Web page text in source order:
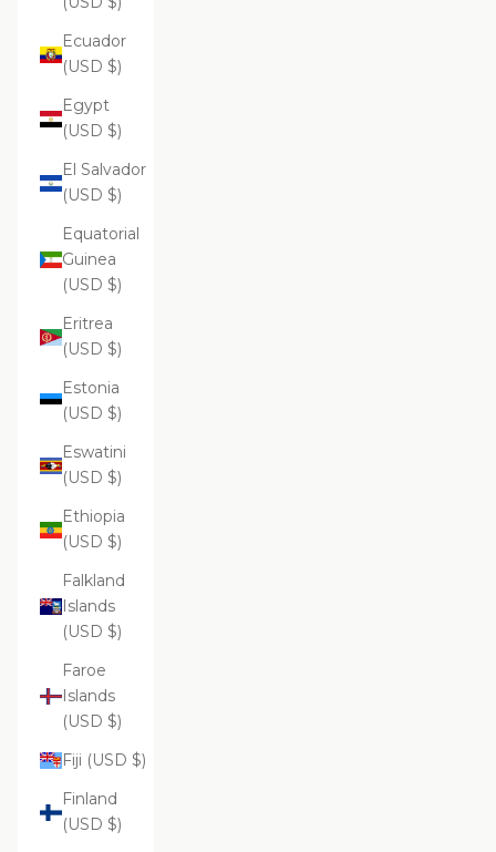
Ecuador
(USD $)
Egypt
(USD $)
El Salvador
(USD $)
Equatorial
Guinea
(USD $)
Eritrea
(USD $)
Estonia
(USD $)
Eswatini
(USD $)
Ethiopia
(USD $)
Falkland
Islands
(USD $)
Faroe
Islands
(USD $)
Fiji (USD $)
Finland
(USD $)